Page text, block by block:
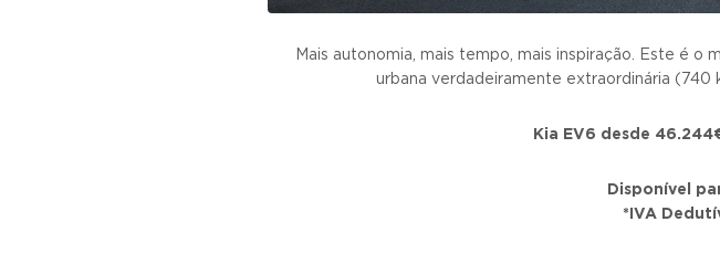
Mais autonomia, mais tempo, mais inspiração. Este é o
urbana verdadeiramente extraordinária (740
Kia EV6 desde
Disponível
*IVA